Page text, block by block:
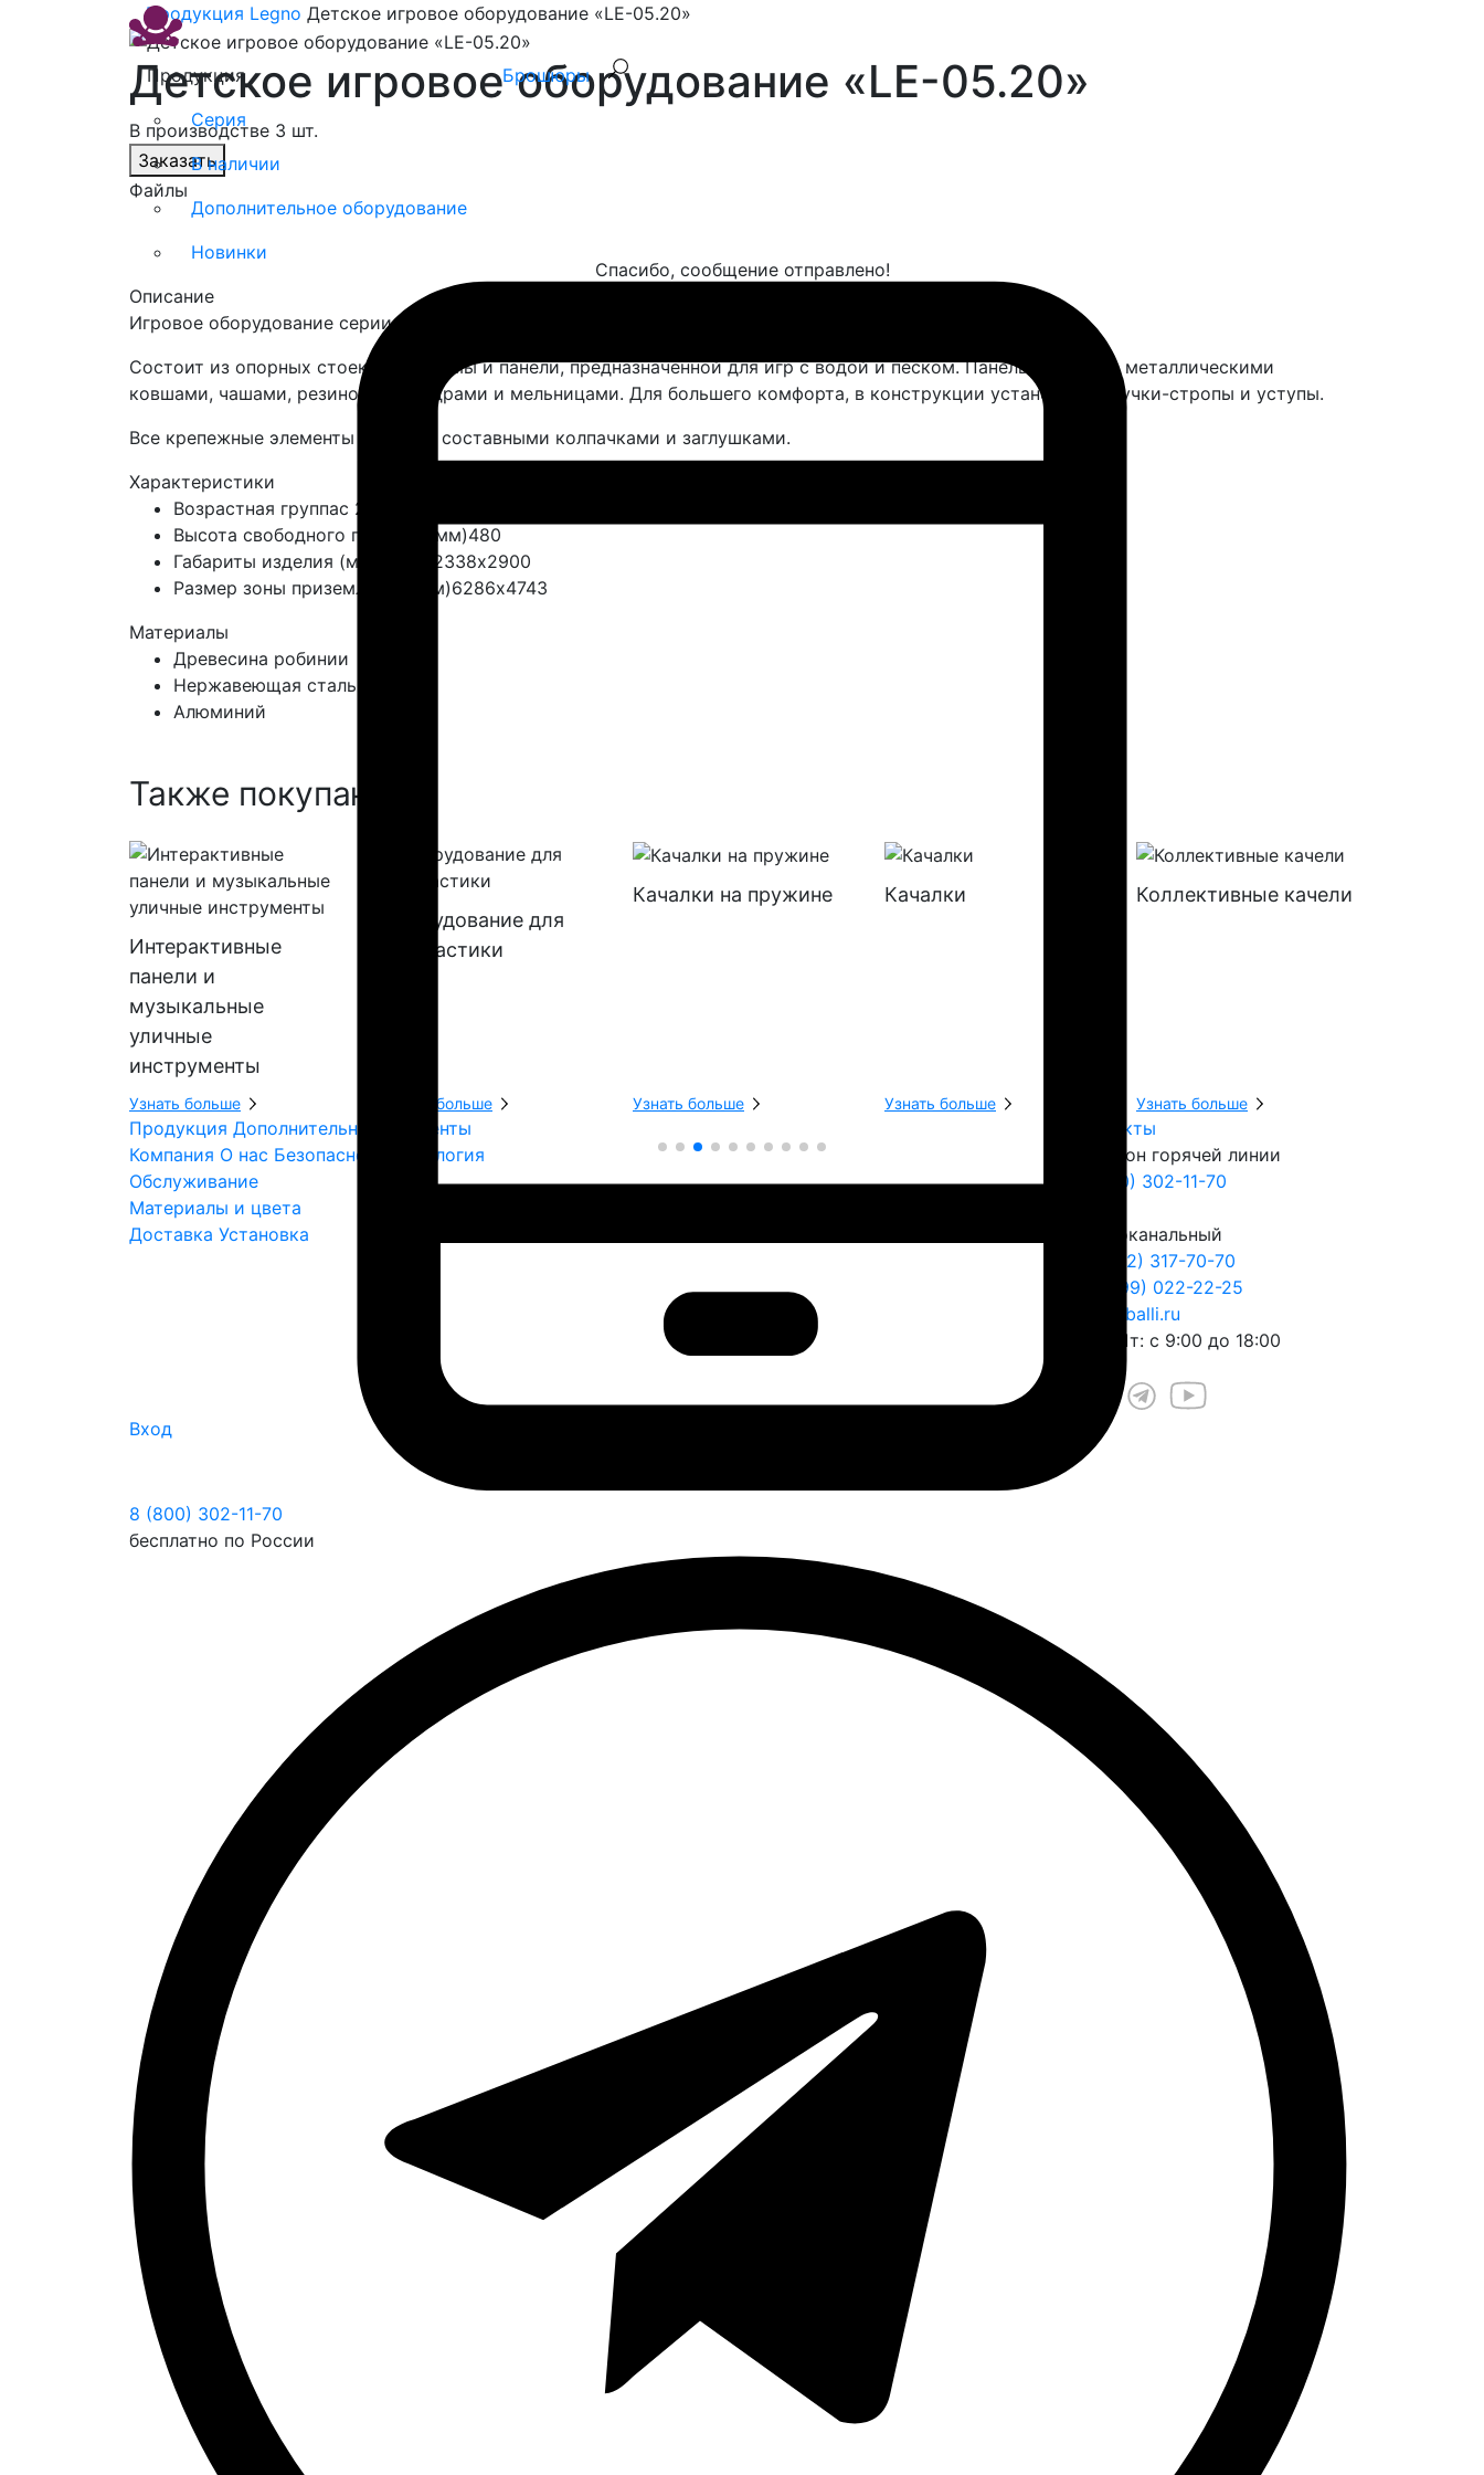
Продукция
Серия
В наличии
Дополнительное оборудование
Новинки
Брошюры
8 (800) 302-11-70
бесплатно по России
Продукция Legno Детское игровое оборудование «LE-05.20»
Детское игровое оборудование «LE-05.20»
В производстве 3 шт.
Заказать
Файлы
Спасибо, сообщение отправлено!
Описание
Игровое оборудование серии Legno "LE-05.20". Устанавливается на детских уличных площадках.
Состоит из опорных стоек, платформы и панели, предназначенной для игр с водой и песком. Панель оснащена металлическими
ковшами, чашами, резиновыми ведрами и мельницами. Для большего комфорта, в конструкции установлены ручки-стропы и уступы.
Все крепежные элементы закрыты составными колпачками и заглушками.
Характеристики
Возрастная группас 2 лет
Высота свободного падения (мм)480
Габариты изделия (мм)
3283х2338х2900
Размер зоны приземления (мм)6286х4743
Материалы
Древесина робинии
Нержавеющая сталь
Алюминий
Также покупают:
Интерактивные
панели и
музыкальные
уличные
инструменты
Узнать больше
Оборудование для
геопластики
Узнать больше
Качалки на пружине
Узнать больше
Качалки
Узнать больше
Коллективные качели
Узнать больше
Продукция Дополнительные элементы
Компания О нас Безопасность
Экология
Обслуживание
Материалы и цвета
Доставка Установка
Контакты
Телефон горячей линии
8 (800) 302-11-70
Многоканальный
+7 (812) 317-70-70
+7 (999) 022-22-25
play@balli.ru
Пн – Пт: с 9:00 до 18:00
Вход